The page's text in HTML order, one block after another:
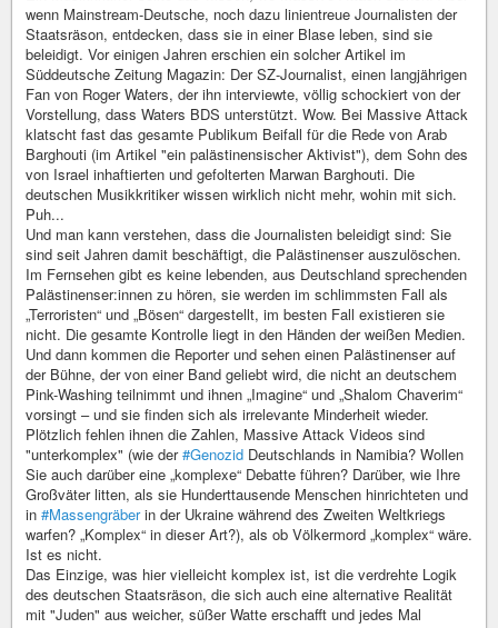
wenn Mainstream-Deutsche, noch dazu linientreue Journalisten der
Staatsräson, entdecken, dass sie in einer Blase leben, sind sie
beleidigt. Vor einigen Jahren erschien ein solcher Artikel im
Süddeutsche Zeitung Magazin: Der SZ-Journalist, einen langjährigen
Fan von Roger Waters, der ihn interviewte, völlig schockiert von der
Vorstellung, dass Waters BDS unterstützt. Wow. Bei Massive Attack
klatscht fast das gesamte Publikum Beifall für die Rede von Arab
Barghouti (im Artikel "ein palästinensischer Aktivist"), dem Sohn des
von Israel inhaftierten und gefolterten Marwan Barghouti. Die
deutschen Musikkritiker wissen wirklich nicht mehr, wohin mit sich.
Puh...
Und man kann verstehen, dass die Journalisten beleidigt sind: Sie
sind seit Jahren damit beschäftigt, die Palästinenser auszulöschen.
Im Fernsehen gibt es keine lebenden, aus Deutschland sprechenden
Palästinenser:innen zu hören, sie werden im schlimmsten Fall als
„Terroristen“ und „Bösen“ dargestellt, im besten Fall existieren sie
nicht. Die gesamte Kontrolle liegt in den Händen der weißen Medien.
Und dann kommen die Reporter und sehen einen Palästinenser auf
der Bühne, der von einer Band geliebt wird, die nicht an deutschem
Pink-Washing teilnimmt und ihnen „Imagine“ und „Shalom Chaverim“
vorsingt – und sie finden sich als irrelevante Minderheit wieder.
Plötzlich fehlen ihnen die Zahlen, Massive Attack Videos sind
"unterkomplex" (wie der#Genozid Deutschlands in Namibia? Wollen
Sie auch darüber eine „komplexe“ Debatte führen? Darüber, wie Ihre
Großväter litten, als sie Hunderttausende Menschen hinrichteten und
in #Massengräberin der Ukraine während des Zweiten Weltkriegs
warfen? „Komplex“ in dieser Art?), als ob Völkermord „komplex“ wäre.
Ist es nicht.
Das Einzige, was hier vielleicht komplex ist, ist die verdrehte Logik
des deutschen Staatsräson, die sich auch eine alternative Realität
mit "Juden" aus weicher, süßer Watte erschafft und jedes Mal